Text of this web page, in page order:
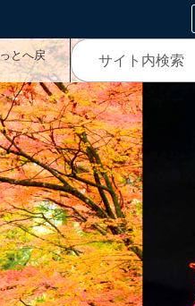
とへ戻